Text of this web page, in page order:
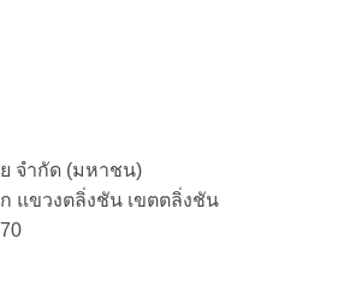
จำกัด (มหาชน)
แขวงตลิ่งชัน เขตตลิ่งชัน